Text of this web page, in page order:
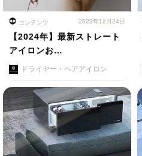
コンテンツ 2023年12月24日
【2024年】最新ストレート
アイロンお…
ドライヤー・ヘアアイロン